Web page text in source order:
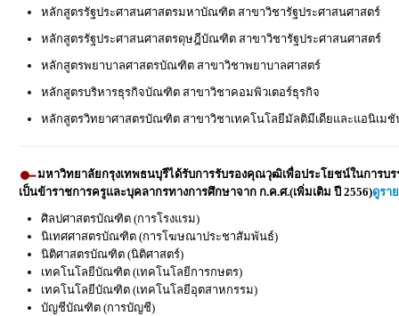
หลักสูตรรัฐประศาสนศาสตรมหาบัณฑิต สาขาวิชารัฐประศาสนศาสตร์
หลักสูตรรัฐประศาสนศาสตรดุษฎีบัณฑิต สาขาวิชารัฐประศาสนศาสตร์
หลักสูตรพยาบาลศาสตรบัณฑิต สาขาวิชาพยาบาลศาสตร์
หลักสูตรบริหารธุรกิจบัณฑิต สาขาวิชาคอมพิวเตอร์ธุรกิจ
หลักสูตรวิทยาศาสตรบัณฑิต สาขาวิชาเทคโนโลยีมัลติมีเดียและแอนิเมชั
มหาวิทยาลัยกรุงเทพธนบุรีได้รับการรับรองคุณวุฒิเพื่อประโยชน์ในการบร
เป็นข้าราชการครูและบุคลากรทางการศึกษาจาก ก.ค.ศ.(เพิ่มเติม ปี 2556)ดูรา
ศิลปศาสตรบัณฑิต (การโรงแรม)
นิเทศศาสตรบัณฑิต (การโฆษณาประชาสัมพันธ์)
นิติศาสตรบัณฑิต (นิติศาสตร์)
เทคโนโลยีบัณฑิต (เทคโนโลยีการกษตร)
เทคโนโลยีบัณฑิต (เทคโนโลยีอุตสาหกรรม)
บัญชีบัณฑิต (การบัญชี)